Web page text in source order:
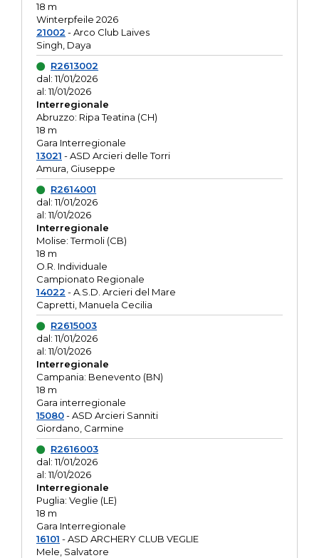
18 m
Winterpfeile 2026
21002 - Arco Club Laives
Singh, Daya
R2613002
dal: 11/01/2026
al: 11/01/2026
Interregionale
Abruzzo: Ripa Teatina (CH)
18 m
Gara Interregionale
13021 - ASD Arcieri delle Torri
Amura, Giuseppe
R2614001
dal: 11/01/2026
al: 11/01/2026
Interregionale
Molise: Termoli (CB)
18 m
O.R. Individuale
Campionato Regionale
14022 - A.S.D. Arcieri del Mare
Capretti, Manuela Cecilia
R2615003
dal: 11/01/2026
al: 11/01/2026
Interregionale
Campania: Benevento (BN)
18 m
Gara interregionale
15080- ASD Arcieri Sanniti
Giordano, Carmine
R2616003
dal: 11/01/2026
al: 11/01/2026
Interregionale
Puglia: Veglie (LE)
18 m
Gara Interregionale
16101 - ASD ARCHERY CLUB VEGLIE
Mele, Salvatore